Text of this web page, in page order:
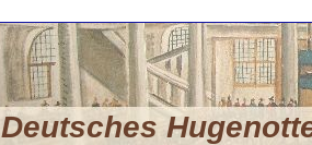
Deutsches